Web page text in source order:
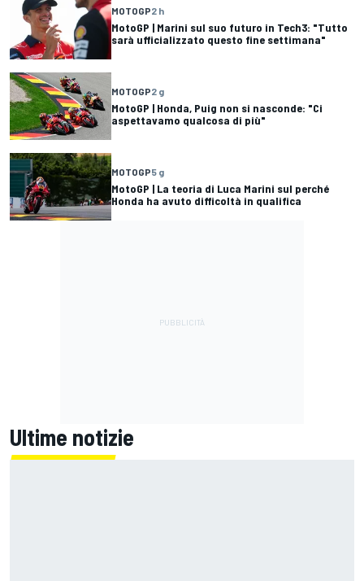
MOTOGP2 h
MotoGP | Marini sul suo futuro in Tech3: "Tutto
sarà ufficializzato questo fine settimana"
MOTOGP2 g
MotoGP | Honda, Puig non si nasconde: "Ci
aspettavamo qualcosa di più"
MOTOGP5 g
MotoGP | La teoria di Luca Marini sul perché
Honda ha avuto difficoltà in qualifica
Ultime notizie